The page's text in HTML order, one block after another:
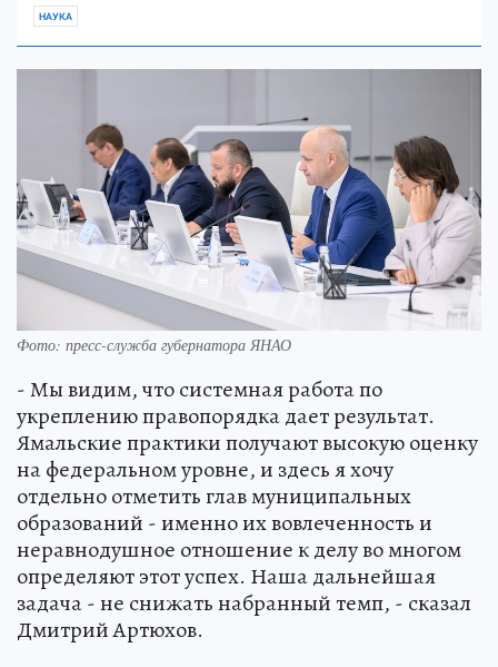
НАУКА
Фото: пресс-служба губернатора ЯНАО
- Мы видим, что системная работа по
укреплению правопорядка дает результат.
Ямальские практики получают высокую оценку
на федеральном уровне, и здесь я хочу
отдельно отметить глав муниципальных
образований - именно их вовлеченность и
неравнодушное отношение к делу во многом
определяют этот успех. Наша дальнейшая
задача - не снижать набранный темп, - сказал
Дмитрий Артюхов.